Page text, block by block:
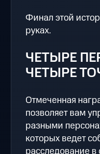
Финал этой
руках.
ЧЕТЫРЕ
ЧЕТЫРЕ
Отмеченная
позволяет вам
разными
которых ведет
расследование в